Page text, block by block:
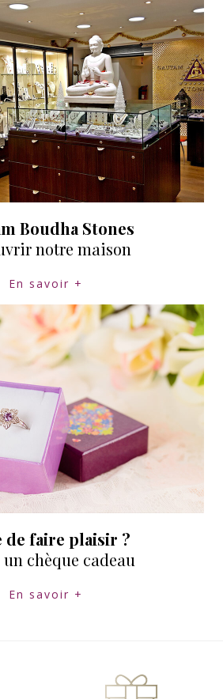
Boudha Stones
notre maison
En savoir +
de faire plaisir ?
chèque cadeau
En savoir +